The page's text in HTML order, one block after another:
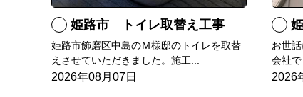
姫路市 トイレ取替え工事
姫路市飾磨区中島のＭ様邸のトイレを取替
えさせていただきました。施工...
2026年08月07日
お世
会社
2026